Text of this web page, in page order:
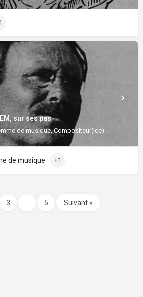
sur ses pas
de musique, Compositeur(ice)
de musique +1
3 5 Suivant »